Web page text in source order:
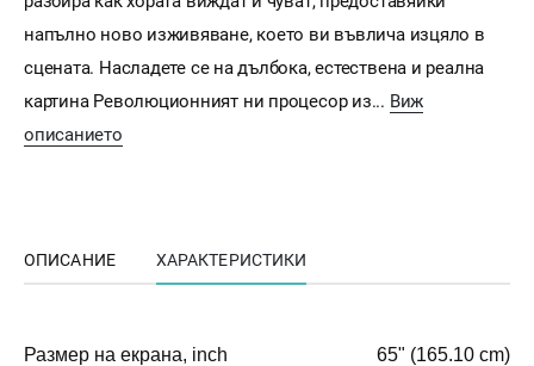
напълно ново изживяване, което ви въвлича изцяло в
сцената. Насладете се на дълбока, естествена и реална
картина Революционният ни процесор из... Виж
описанието
ОПИСАНИЕ ХАРАКТЕРИСТИКИ
Размер на екрана, inch 65" (165.10 cm)